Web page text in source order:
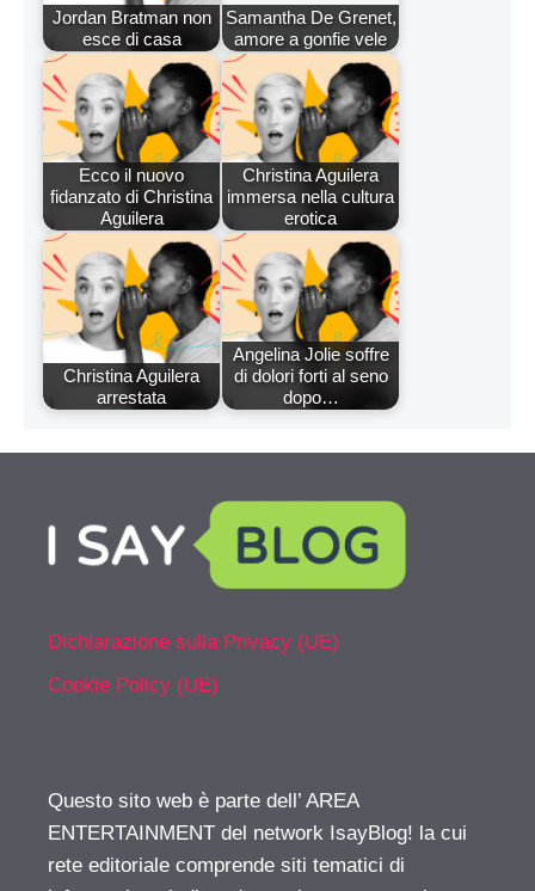
Jordan Bratman non
esce di casa
Samantha De Grenet,
amore a gonfie vele
Ecco il nuovo
fidanzato di Christina
Aguilera
Christina Aguilera
immersa nella cultura
erotica
Christina Aguilera
arrestata
Angelina Jolie soffre
di dolori forti al seno
dopo…
Dichiarazione sulla Privacy (UE)
Cookie Policy (UE)
Questo sito web è parte dell’ AREA
ENTERTAINMENT del network IsayBlog! la cui
rete editoriale comprende siti tematici di